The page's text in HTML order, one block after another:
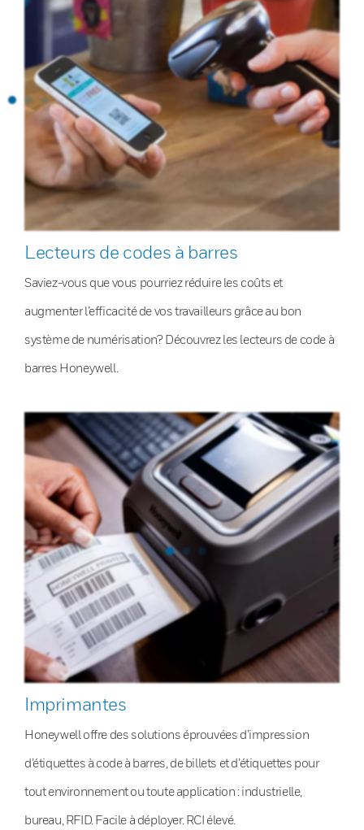
Lecteurs de codes à barres
Saviez-vous que vous pourriez réduire les coûts et
augmenter l’efficacité de vos travailleurs grâce au bon
système de numérisation? Découvrez les lecteurs de code à
barres Honeywell.
Imprimantes
Honeywell offre des solutions éprouvées d’impression
d’étiquettes à code à barres, de billets et d’étiquettes pour
tout environnement ou toute application : industrielle,
bureau, RFID. Facile à déployer. RCI élevé.